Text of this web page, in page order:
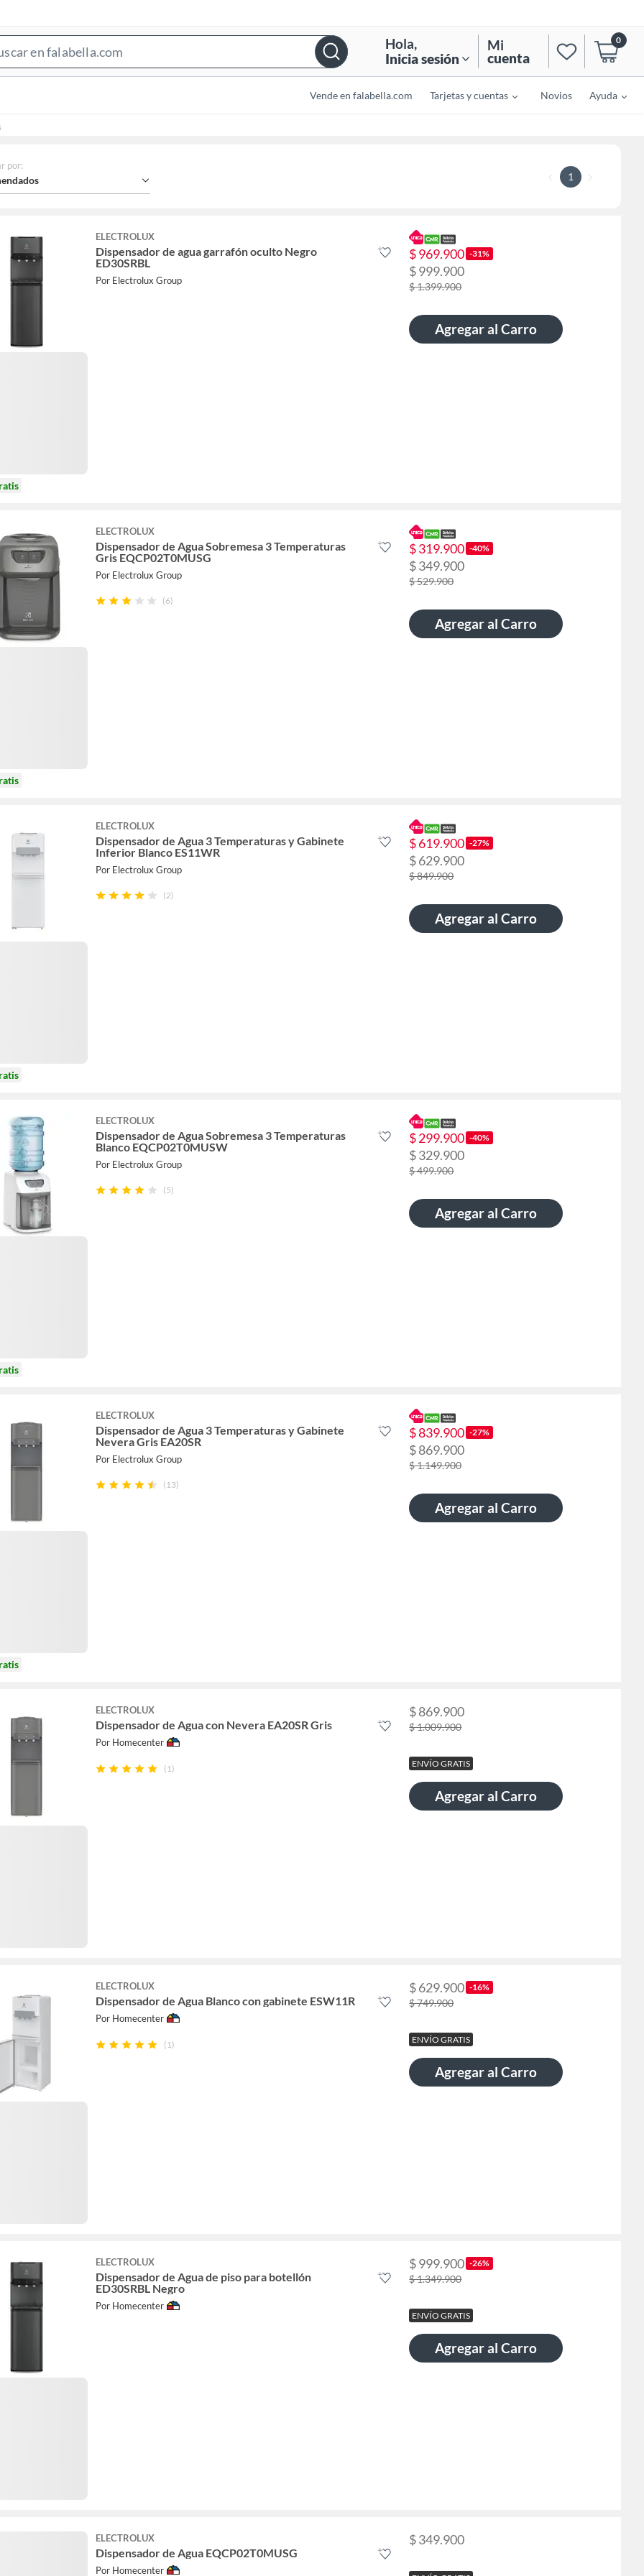
Bar
Hola,
Inicia sesión
Mi
cuenta
0
Vende en falabella.com Tarjetas y cuentas Novios Ayuda
por:
1
ELECTROLUX
Dispensador de agua garrafón oculto Negro
ED30SRBL
Por Electrolux Group
$ 969.900 -31%
$ 999.900
$ 1.399.900
Agregar al Carro
ELECTROLUX
Dispensador de Agua Sobremesa 3 Temperaturas
Gris EQCP02T0MUSG
Por Electrolux Group
(6)
$ 319.900 -40%
$ 349.900
$ 529.900
Agregar al Carro
ELECTROLUX
Dispensador de Agua 3 Temperaturas y Gabinete
Inferior Blanco ES11WR
Por Electrolux Group
(2)
$ 619.900 -27%
$ 629.900
$ 849.900
Agregar al Carro
ELECTROLUX
Dispensador de Agua Sobremesa 3 Temperaturas
Blanco EQCP02T0MUSW
Por Electrolux Group
(5)
$ 299.900 -40%
$ 329.900
$ 499.900
Agregar al Carro
ELECTROLUX
Dispensador de Agua 3 Temperaturas y Gabinete
Nevera Gris EA20SR
Por Electrolux Group
(13)
$ 839.900 -27%
$ 869.900
$ 1.149.900
Agregar al Carro
ELECTROLUX
Dispensador de Agua con Nevera EA20SR Gris
Por Homecenter
(1)
$ 869.900
$ 1.009.900
ENVÍO GRATIS
Agregar al Carro
ELECTROLUX
Dispensador de Agua Blanco con gabinete ESW11R
Por Homecenter
(1)
$ 629.900 -16%
$ 749.900
ENVÍO GRATIS
Agregar al Carro
ELECTROLUX
Dispensador de Agua de piso para botellón
ED30SRBL Negro
Por Homecenter
$ 999.900 -26%
$ 1.349.900
ENVÍO GRATIS
Agregar al Carro
ELECTROLUX
Dispensador de Agua EQCP02T0MUSG
Por Homecenter
$ 349.900